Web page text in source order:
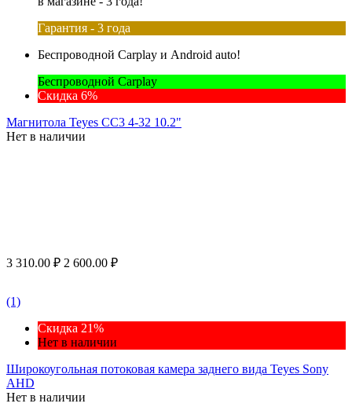
Гарантия - 3 года
Беспроводной Carplay и Android auto!
Беспроводной Carplay
Скидка 6%
Магнитола Teyes CC3 4-32 10.2"
Нет в наличии
3 310.00 ₽ 2 600.00 ₽
(1)
Скидка 21%
Нет в наличии
Широкоугольная потоковая камера заднего вида Teyes Sony
AHD
Нет в наличии